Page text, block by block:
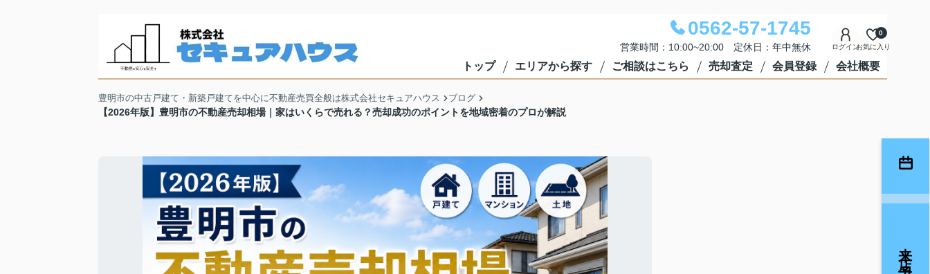
0562-57-1745
営業時間：10:00~20:00 定休日：年中無休 ログインお気に入り
0
トップ エリアから探す ご相談はこちら 売却査定 会員登録 会社概要
豊明市の中古戸建て・新築戸建てを中心に不動産売買全般は株式会社セキュアハウス ブログ
【2026年版】豊明市の不動産売却相場｜家はいくらで売れる？売却成功のポイントを地域密着のプロが解説
来店予約